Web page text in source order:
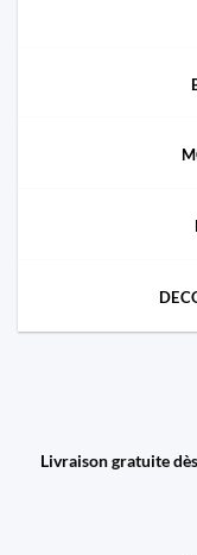
Livraison gratuite